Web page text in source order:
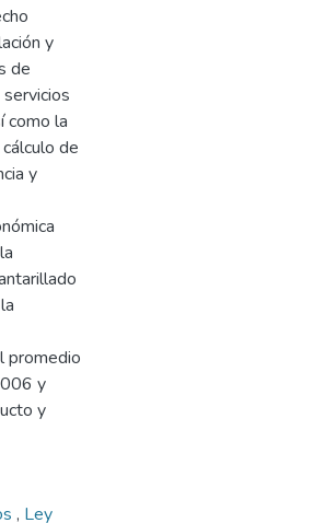
y
de
como la
de
y
promedio
y
y
, Ley